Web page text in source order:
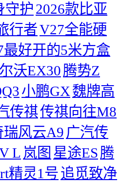
守护2026款比亚
行者V27全能硬
最好开的5米方盒
沃EX30腾势Z
小鹏GX魏牌高
传祺传祺向往M8
瑞风云A9 广汽传
L 岚图 星途ES腾
精灵1号追觅致净